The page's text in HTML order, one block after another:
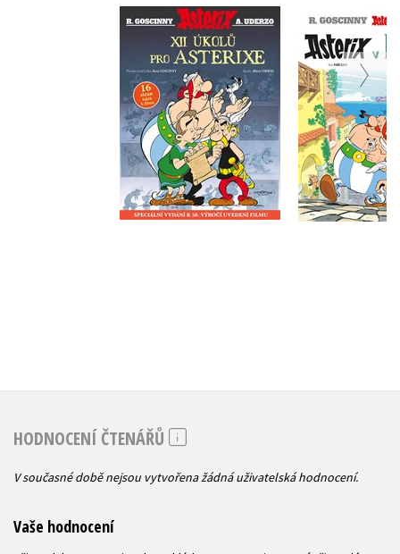
Asterix - XII úkolů
pro Asterixe -
Speciální edice
René Goscinny
Do košíku
Asterix 41
v
Do
135 Kč
HODNOCENÍ ČTENÁŘŮ
V současné době nejsou vytvořena žádná uživatelská hodnocení.
Vaše hodnocení